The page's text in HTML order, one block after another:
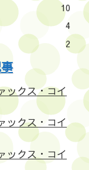
10
4
2
ックス・コイ
ックス・コイ
ックス・コイ